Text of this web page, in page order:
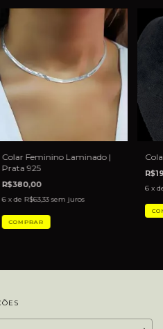
Colar Feminino Laminado |
Prata 925
R$380,00
6 x de R$63,33 sem juros
6 x